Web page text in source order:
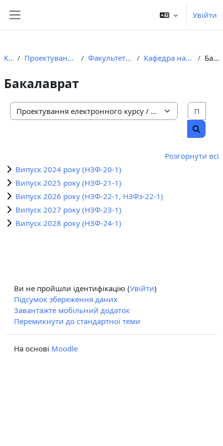
Увійти
Курси Проектування електронного курсу Факультет природничих наук Кафедра нафтогазової геофізики Бакалаврат
Бакалаврат
Категорії курсів
Пошук
Розгорнути всі
Випуск 2024 року (НЗФ-20-1)
Випуск 2025 року (НЗФ-21-1)
Випуск 2026 року (НЗФ-22-1, НЗФз-22-1)
Випуск 2027 року (НЗФ-23-1)
Випуск 2028 року (НЗФ-24-1)
Ви не пройшли ідентифікацію (Увійти)
Підсумок збереження даних
Завантажте мобільний додаток
Перемикнути до стандартної теми
На основі Moodle